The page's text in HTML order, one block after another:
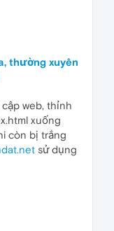
thường xuyên
web, thỉnh
xuống
còn bị trắng
sử dụng